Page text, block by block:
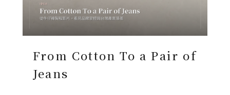
From Cotton To a Pair of
Jeans